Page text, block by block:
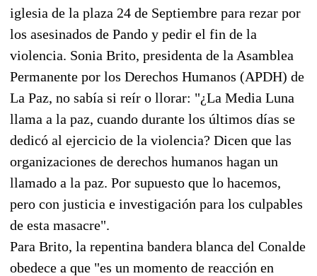
iglesia de la plaza 24 de Septiembre para rezar por
los asesinados de Pando y pedir el fin de la
violencia. Sonia Brito, presidenta de la Asamblea
Permanente por los Derechos Humanos (APDH) de
La Paz, no sabía si reír o llorar: "¿La Media Luna
llama a la paz, cuando durante los últimos días se
dedicó al ejercicio de la violencia? Dicen que las
organizaciones de derechos humanos hagan un
llamado a la paz. Por supuesto que lo hacemos,
pero con justicia e investigación para los culpables
de esta masacre".
Para Brito, la repentina bandera blanca del Conalde
obedece a que "es un momento de reacción en